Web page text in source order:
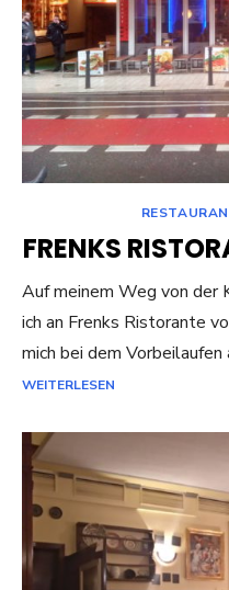
FRENKS
Auf meinem Weg von der
ich an Frenks Ristorante
mich bei dem
WEITERLESEN